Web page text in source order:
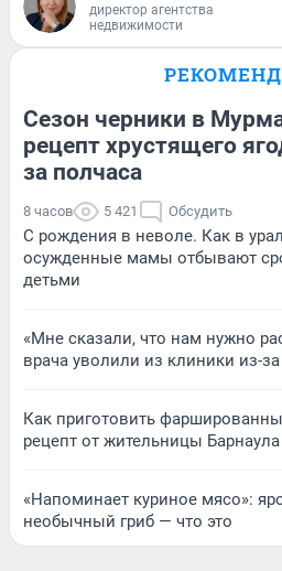
директор агентства
недвижимости
Сезон черники в
рецепт хрустящего
за полчаса
8 часов 5 421 Обсудить
С рождения в неволе. Как в
осужденные мамы отбывают
детьми
«Мне сказали, что нам нужно
врача уволили из клиники из-
Как приготовить
рецепт от жительницы Барнаула
«Напоминает куриное мясо»:
необычный гриб — что это